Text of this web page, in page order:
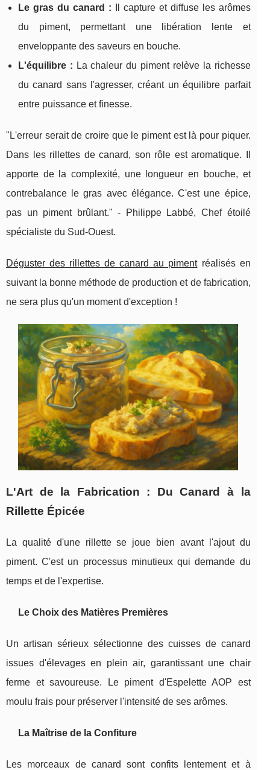
Le gras du canard : Il capture et diffuse les arômes
du piment, permettant une libération lente et
enveloppante des saveurs en bouche.
L'équilibre : La chaleur du piment relève la richesse
du canard sans l'agresser, créant un équilibre parfait
entre puissance et finesse.
"L'erreur serait de croire que le piment est là pour piquer.
Dans les rillettes de canard, son rôle est aromatique. Il
apporte de la complexité, une longueur en bouche, et
contrebalance le gras avec élégance. C'est une épice,
pas un piment brûlant." - Philippe Labbé, Chef étoilé
spécialiste du Sud-Ouest.
Déguster des rillettes de canard au pimentréalisés en
suivant la bonne méthode de production et de fabrication,
ne sera plus qu'un moment d'exception !
L'Art de la Fabrication : Du Canard à la
Rillette Épicée
La qualité d'une rillette se joue bien avant l'ajout du
piment. C'est un processus minutieux qui demande du
temps et de l'expertise.
Le Choix des Matières Premières
Un artisan sérieux sélectionne des cuisses de canard
issues d'élevages en plein air, garantissant une chair
ferme et savoureuse. Le piment d'Espelette AOP est
moulu frais pour préserver l'intensité de ses arômes.
La Maîtrise de la Confiture
Les morceaux de canard sont confits lentement et à